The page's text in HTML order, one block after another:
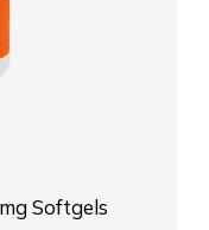
Softgels